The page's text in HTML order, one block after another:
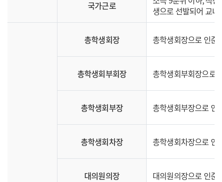
국가근로
생으로 선발되어 교내
총학생회장 총학생회장으로 인준
총학생회부회장 총학생회부회장으로
총학생회부장 총학생회부장으로 인
총학생회차장 총학생회차장으로 인
대의원의장 대의원의장으로 인준